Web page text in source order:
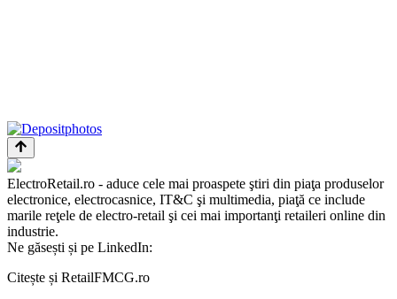
ElectroRetail.ro - aduce cele mai proaspete ştiri din piaţa produselor
electronice, electrocasnice, IT&C şi multimedia, piaţă ce include
marile reţele de electro-retail şi cei mai importanţi retaileri online din
industrie.
Ne găsești și pe LinkedIn:
Citește și RetailFMCG.ro